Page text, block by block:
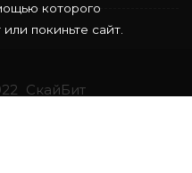
СкайБит
которого
покиньте сайт.